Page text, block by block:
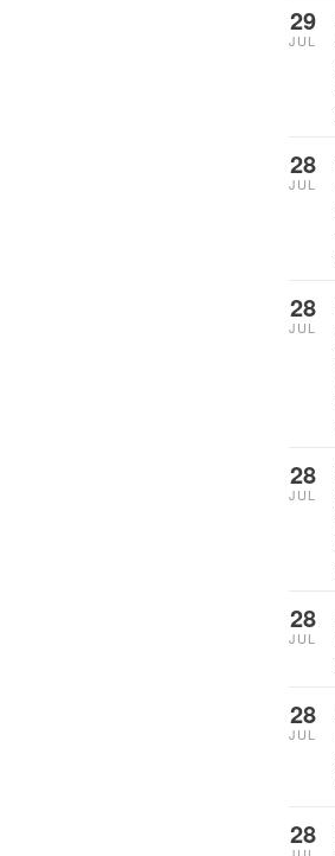
29
JUL
28
JUL
28
JUL
28
JUL
28
JUL
28
JUL
28